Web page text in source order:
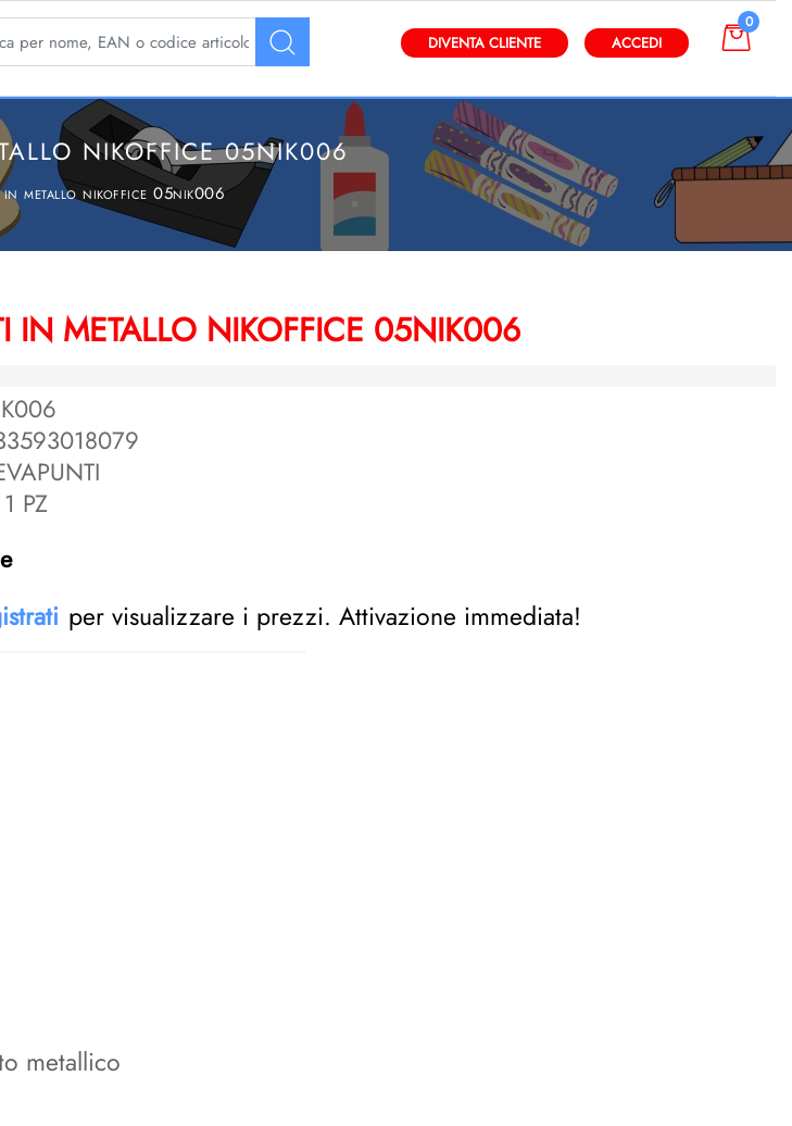
di un filtro aggiorna automaticamente gli altri filtri disponibili.
DIVENTA CLIENTE ACCEDI
0
NIKOFFICE 05NIK006
in metallo nikoffice 05nik006
IN METALLO NIKOFFICE 05NIK006
1 PZ
per visualizzare i prezzi. Attivazione immediata!
metallico